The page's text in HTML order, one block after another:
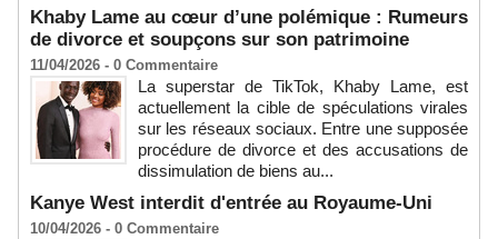
Khaby Lame au cœur d’une polémique : Rumeurs
de divorce et soupçons sur son patrimoine
11/04/2026 - 0 Commentaire
La superstar de TikTok, Khaby Lame, est
actuellement la cible de spéculations virales
sur les réseaux sociaux. Entre une supposée
procédure de divorce et des accusations de
dissimulation de biens au...
Kanye West interdit d'entrée au Royaume-Uni
10/04/2026 - 0 Commentaire